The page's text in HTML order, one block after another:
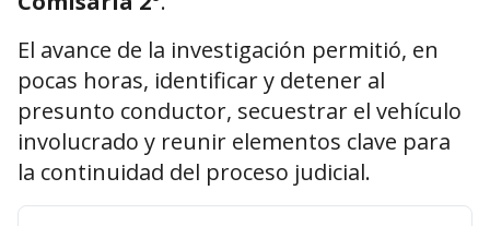
El avance de la investigación permitió, en
pocas horas, identificar y detener al
presunto conductor, secuestrar el vehículo
involucrado y reunir elementos clave para
la continuidad del proceso judicial.